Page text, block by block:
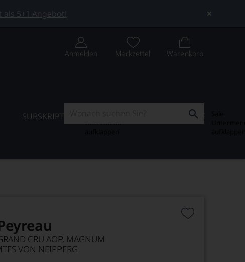
5+1 Angebot!
Anmelden Merkzettel Warenkorb
SUBSKRIPTION
Untermenü
SALE
CRU AOP, MAGNUM
VON NEIPPERG